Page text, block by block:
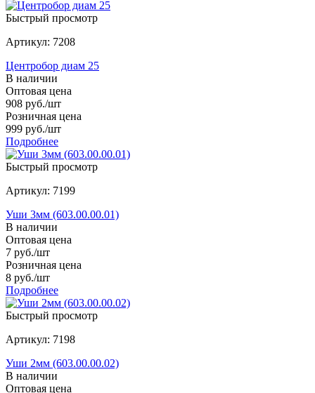
Быстрый просмотр
Артикул: 7208
Центробор диам 25
В наличии
Оптовая цена
908 руб./шт
Розничная цена
999 руб./шт
Подробнее
Быстрый просмотр
Артикул: 7199
Уши 3мм (603.00.00.01)
В наличии
Оптовая цена
7 руб./шт
Розничная цена
8 руб./шт
Подробнее
Быстрый просмотр
Артикул: 7198
Уши 2мм (603.00.00.02)
В наличии
Оптовая цена